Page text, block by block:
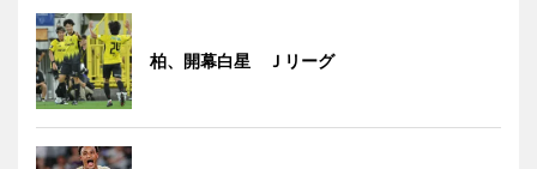
柏、開幕白星 Ｊリーグ